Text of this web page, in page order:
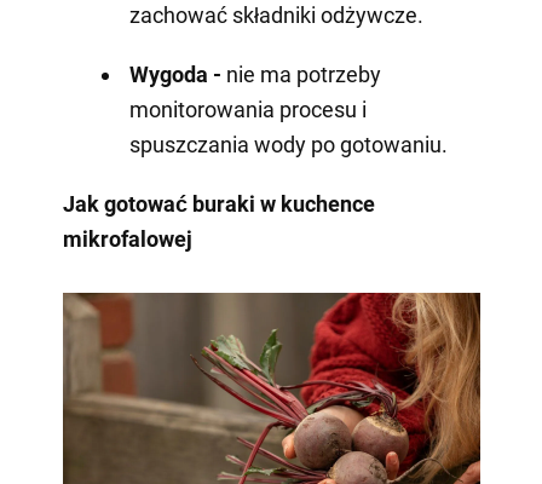
zachować składniki odżywcze.
Wygoda - nie ma potrzeby
monitorowania procesu i
spuszczania wody po gotowaniu.
Jak gotować buraki w kuchence
mikrofalowej